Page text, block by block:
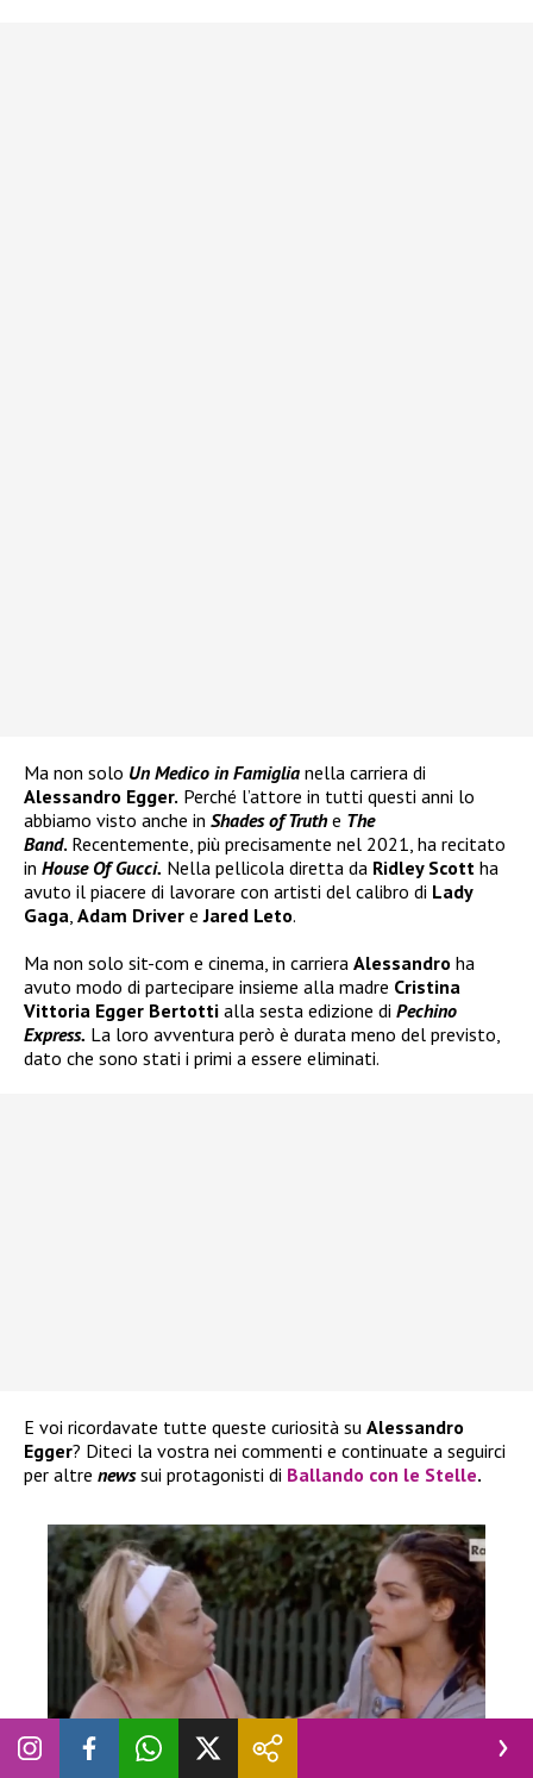
Ma non solo Un Medico in Famiglia nella carriera di
Alessandro Egger. Perché l’attore in tutti questi anni lo
abbiamo visto anche in Shades of Truthe The
Band. Recentemente, più precisamente nel 2021, ha recitato
in House Of Gucci. Nella pellicola diretta da Ridley Scott ha
avuto il piacere di lavorare con artisti del calibro di Lady
Gaga Adam Driver eJared Leto.
Ma non solo sit-com e cinema, in carriera Alessandro ha
avuto modo di partecipare insieme alla madre Cristina
Vittoria Egger Bertotti alla sesta edizione di Pechino
Express. La loro avventura però è durata meno del previsto,
dato che sono stati i primi a essere eliminati.
E voi ricordavate tutte queste curiosità su Alessandro
Egger? Diteci la vostra nei commenti e continuate a seguirci
per altre newssui protagonisti di Ballando con le Stelle.